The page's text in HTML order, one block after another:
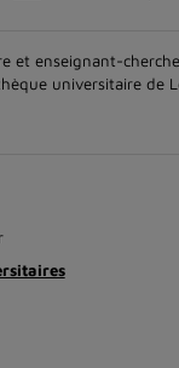
et enseignant-
universitaire de